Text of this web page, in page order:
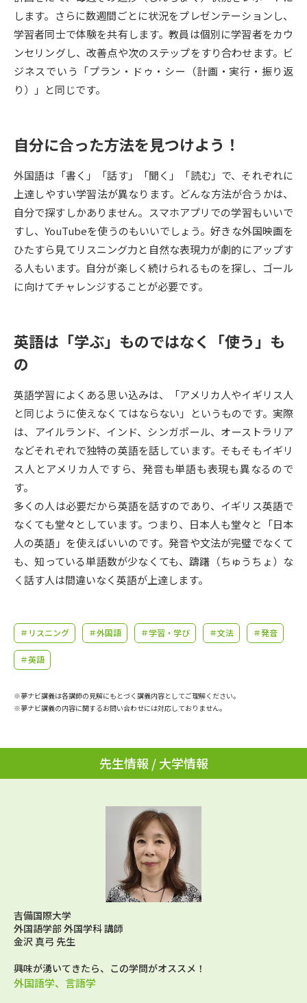
データサイエンス特集 奨学金・特待生制度特集
デジタルパンフレット 進路の３択
新学年スタート号特集ページ
SELFBRAND特集ページ
オープンキャンパスなどを調べる
オープンキャンパス検索 実施プログラムから探す
来場型・Web型イベント特集 夢ナビライブ
志望校・出願校を調べる
併願校選び 受験スケジュールを立てよう
先輩が入学を決めた理由 テレメール全国一斉進学調査
新生活お役立ちガイド
学問発見 学問検索
大学で学びたい学問発見
学問の教科書
ユーザーサポート
受付内容・発送状況の確認
個人情報取扱規定
テレメール進学カタログ
訂正のご案内
します。さらに数週間ごとに状況をプレゼンテーションし、
学習者同士で体験を共有します。教員は個別に学習者をカウ
ンセリングし、改善点や次のステップをすり合わせます。ビ
ジネスでいう「プラン・ドゥ・シー（計画・実行・振り返
り）」と同じです。
自分に合った方法を見つけよう！
外国語は「書く」「話す」「聞く」「読む」で、それぞれに
上達しやすい学習法が異なります。どんな方法が合うかは、
自分で探すしかありません。スマホアプリでの学習もいいで
すし、YouTubeを使うのもいいでしょう。好きな外国映画を
ひたすら見てリスニング力と自然な表現力が劇的にアップす
る人もいます。自分が楽しく続けられるものを探し、ゴール
に向けてチャレンジすることが必要です。
英語は「学ぶ」ものではなく「使う」も
の
英語学習によくある思い込みは、「アメリカ人やイギリス人
と同じように使えなくてはならない」というものです。実際
は、アイルランド、インド、シンガポール、オーストラリア
などそれぞれで独特の英語を話しています。そもそもイギリ
ス人とアメリカ人ですら、発音も単語も表現も異なるので
す。
多くの人は必要だから英語を話すのであり、イギリス英語で
なくても堂々としています。つまり、日本人も堂々と「日本
人の英語」を使えばいいのです。発音や文法が完璧でなくて
も、知っている単語数が少なくても、躊躇（ちゅうちょ）な
く話す人は間違いなく英語が上達します。
＃リスニング ＃外国語 ＃学習・学び ＃文法 ＃発音
＃英語
※夢ナビ講義は各講師の見解にもとづく講義内容としてご理解ください。
※夢ナビ講義の内容に関するお問い合わせには対応しておりません。
先生情報 / 大学情報
吉備国際大学
外国語学部 外国学科 講師
金沢 真弓 先生
興味が湧いてきたら、この学問がオススメ！
外国語学、言語学